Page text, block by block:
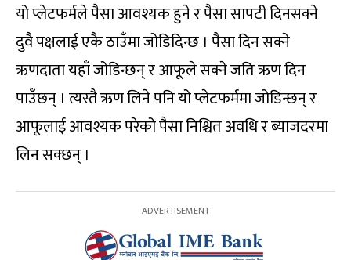
यो प्लेटफर्मले पैसा आवश्यक हुने र पैसा सापटी दिनसक्ने
दुवै पक्षलाई एकै ठाउँमा जोडिदिन्छ । पैसा दिन सक्ने
ऋणदाता यहाँ जोडिन्छन् र आफूले सक्ने जति ऋण दिन
पाउँछन् । त्यस्तै ऋण लिने पनि यो प्लेटफर्ममा जोडिन्छन् र
आफूलाई आवश्यक परेको पैसा निश्चित अवधि र ब्याजदरमा
लिन सक्छन् ।